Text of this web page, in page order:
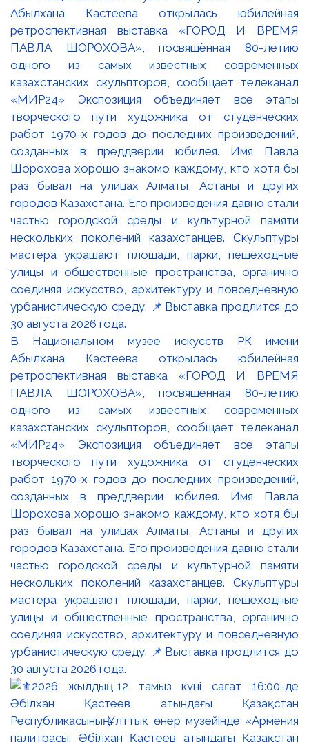
В Национальном музее искусств РК имени
Абылхана Кастеева открылась юбилейная
ретроспективная выставка «ГОРОД И ВРЕМЯ
ПАВЛА ШОРОХОВА», посвящённая 80-летию
одного из самых известных современных
казахстанских скульпторов, сообщает телеканал
«МИР24» Экспозиция объединяет все этапы
творческого пути художника от студенческих
работ 1970-х годов до последних произведений,
созданных в преддверии юбилея. Имя Павла
Шорохова хорошо знакомо каждому, кто хотя бы
раз бывал на улицах Алматы, Астаны и других
городов Казахстана. Его произведения давно стали
частью городской среды и культурной памяти
нескольких поколений казахстанцев. Скульптуры
мастера украшают площади, парки, пешеходные
улицы и общественные пространства, органично
соединяя искусство, архитектуру и повседневную
урбанистическую среду. 📌Выставка продлится до
30 августа 2026 года.